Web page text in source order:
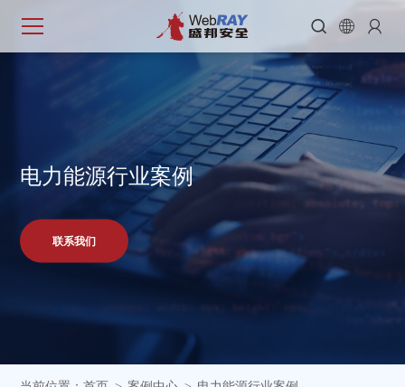
  
电力能源行业案例
联系我们